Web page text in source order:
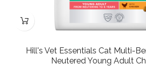
Hill's Vet Essentials Cat Multi-
Neutered Young Adult